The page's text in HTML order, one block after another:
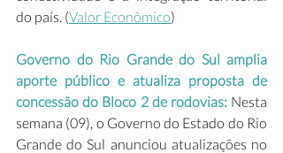
do país. (Valor Econômico)
Governo do Rio Grande do Sul amplia
aporte público e atualiza proposta de
concessão do Bloco 2 de rodovias: Nesta
semana (09), o Governo do Estado do Rio
Grande do Sul anunciou atualizações no